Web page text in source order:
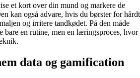
et kort over din mund og markere de
kan også advare, hvis du børster for hårdt
og irritere tandkødet. På den måde
bare en rutine, men en læringsproces, hvor
data og gamification